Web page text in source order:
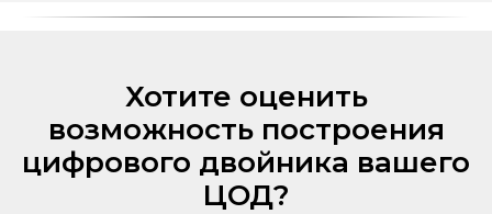
Хотите оценить
возможность построения
цифрового двойника вашего
ЦОД?